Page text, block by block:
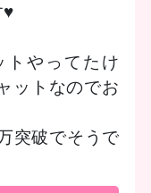
♥
トやってたけ
ットなのでお
突破でそうで